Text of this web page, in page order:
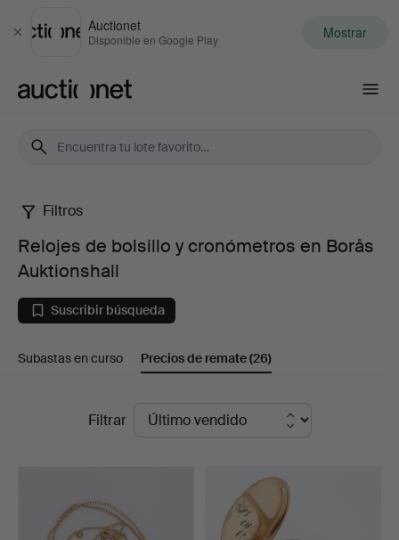
Cerrar
Auctionet
Disponible en Google Play Mostrar
Relojes
de
bolsillo
Auktionshall
Filtros
Relojes de bolsillo y cronómetros en Borås
Auktionshall
Suscribir búsqueda
Subastas en curso Precios de remate(26)
Filtrar